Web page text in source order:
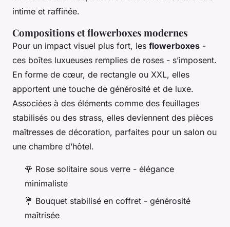
intime et raffinée.
Compositions et flowerboxes modernes
Pour un impact visuel plus fort, les flowerboxes -
ces boîtes luxueuses remplies de roses - s’imposent.
En forme de cœur, de rectangle ou XXL, elles
apportent une touche de générosité et de luxe.
Associées à des éléments comme des feuillages
stabilisés ou des strass, elles deviennent des pièces
maîtresses de décoration, parfaites pour un salon ou
une chambre d’hôtel.
🌹 Rose solitaire sous verre - élégance
minimaliste
💐 Bouquet stabilisé en coffret - générosité
maîtrisée